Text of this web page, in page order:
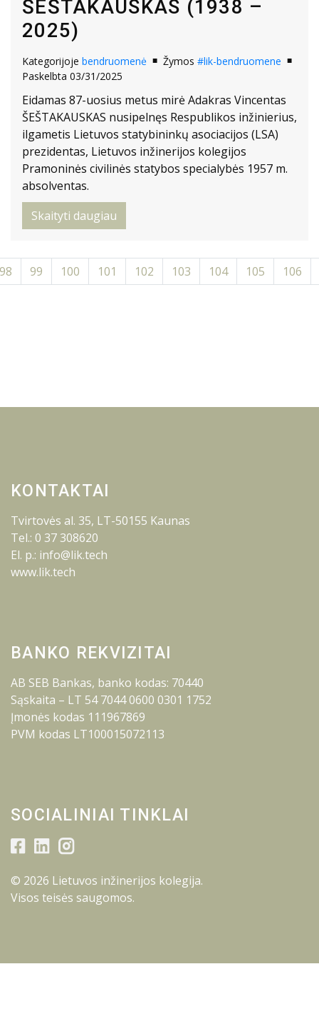
ŠEŠTAKAUSKAS (1938 –
2025)
Kategorijoje bendruomenė Žymos #lik-bendruomene
Paskelbta 03/31/2025
Eidamas 87-uosius metus mirė Adakras Vincentas
ŠEŠTAKAUSKAS nusipelnęs Respublikos inžinierius,
ilgametis Lietuvos statybininkų asociacijos (LSA)
prezidentas, Lietuvos inžinerijos kolegijos
Pramoninės civilinės statybos specialybės 1957 m.
absolventas.
Skaityti daugiau
98 99 100 101 102 103 104 105 106
KONTAKTAI
Tvirtovės al. 35, LT-50155 Kaunas
Tel.: 0 37 308620
El. p.: info@lik.tech
www.lik.tech
BANKO REKVIZITAI
AB SEB Bankas, banko kodas: 70440
Sąskaita – LT 54 7044 0600 0301 1752
Įmonės kodas 111967869
PVM kodas LT100015072113
SOCIALINIAI TINKLAI
© 2026 Lietuvos inžinerijos kolegija.
Visos teisės saugomos.